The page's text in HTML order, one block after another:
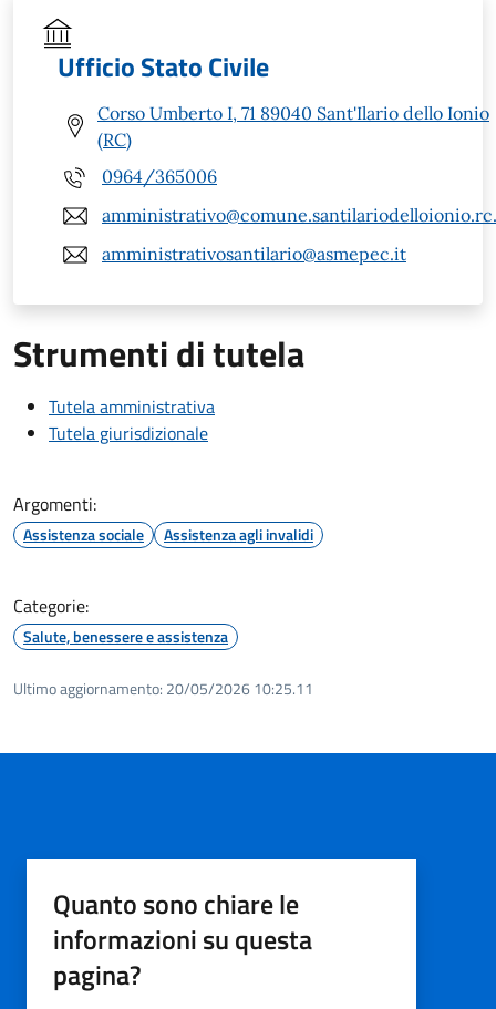
Ufficio Stato Civile
Corso Umberto I, 71 89040 Sant'Ilario dello Ionio
(RC)
0964/365006
amministrativosantilario@asmepec.it
Strumenti di tutela
Tutela amministrativa
Tutela giurisdizionale
Argomenti:
Assistenza sociale Assistenza agli invalidi
Categorie:
Salute, benessere e assistenza
Ultimo aggiornamento: 20/05/2026 10:25.11
Quanto sono chiare le
informazioni su questa
pagina?